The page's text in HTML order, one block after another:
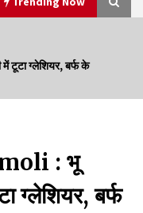
मदरसों का नाम अब्दुल कलाम के नाम
टूटा ग्लेशियर, बर्फ के
: भू
ग्लेशियर, बर्फ